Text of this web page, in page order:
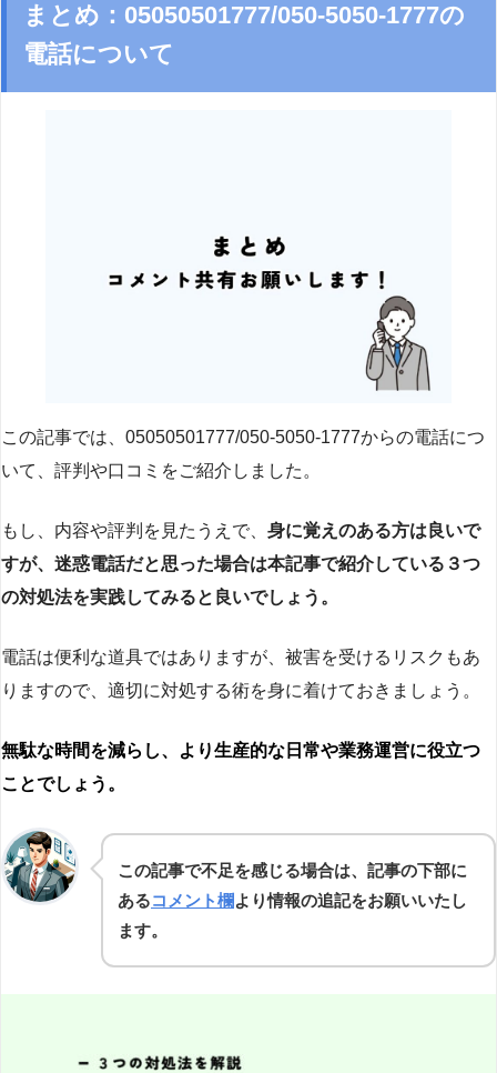
まとめ：05050501777/050-5050-1777の
電話について
この記事では、05050501777/050-5050-1777からの電話につ
いて、評判や口コミをご紹介しました。
もし、内容や評判を見たうえで、 身に覚えのある方は良いで
すが、迷惑電話だと思った場合は本記事で紹介している３つ
の対処法を実践してみると良いでしょう。
電話は便利な道具ではありますが、被害を受けるリスクもあ
りますので、適切に対処する術を身に着けておきましょう。
無駄な時間を減らし、より生産的な日常や業務運営に役立つ
ことでしょう。
この記事で不足を感じる場合は、記事の下部に
あるコメント欄より情報の追記をお願いいたし
ます。